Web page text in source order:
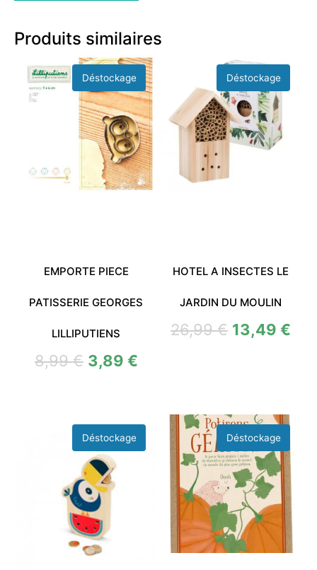
Produits similaires
EMPORTE PIECE
PATISSERIE GEORGES
LILLIPUTIENS
8,99€ 3,89 €
HOTEL A INSECTES LE
JARDIN DU MOULIN
26,99€ 13,49 €